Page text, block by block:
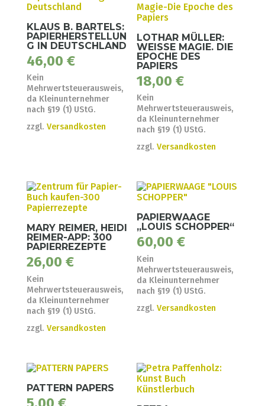
KLAUS B. BARTELS:
PAPIERHERSTELLUN
G IN DEUTSCHLAND
46,00 €
Kein
Mehrwertsteuerausweis,
da Kleinunternehmer
nach §19 (1) UStG.
zzgl. Versandkosten
LOTHAR MÜLLER:
WEISSE MAGIE. DIE E
POCHE DES P
APIERS
18,00€
Kein
Mehrwertsteuerausweis,
da Kleinunternehmer
nach §19 (1) UStG.
zzgl.Versandkosten
MARY REIMER, HEIDI
REIMER-APP: 300
PAPIERREZEPTE
26,00 €
Kein
Mehrwertsteuerausweis,
da Kleinunternehmer
nach §19 (1) UStG.
zzgl. Versandkosten
PAPIERWAAGE
„LOUIS SCHOPPER“
60,00€
Kein
Mehrwertsteuerausweis,
da Kleinunternehmer
nach §19 (1) UStG.
zzgl.Versandkosten
PATTERN PAPERS